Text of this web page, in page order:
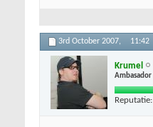
3rd October 2007, 11:42
Krumel
Ambasador
Reputatie: